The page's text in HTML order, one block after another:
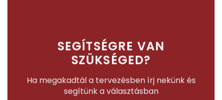
SEGÍTSÉGRE VAN
SZÜKSÉGED?
Ha megakadtál a tervezésben írj nekünk és
segítünk a választásban